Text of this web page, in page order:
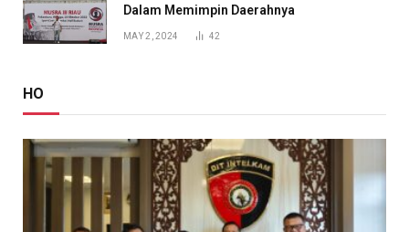
Dalam Memimpin Daerahnya
MAY 2, 2024 42
HO